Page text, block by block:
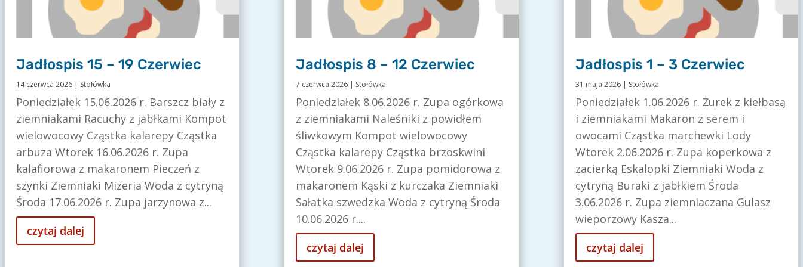
Jadłospis 15 – 19 Czerwiec
14 czerwca 2026| Stołówka
Poniedziałek 15.06.2026 r. Barszcz biały z
ziemniakami Racuchy z jabłkami Kompot
wielowocowy Cząstka kalarepy Cząstka
arbuza Wtorek 16.06.2026 r. Zupa
kalafiorowa z makaronem Pieczeń z
szynki Ziemniaki Mizeria Woda z cytryną
Środa 17.06.2026 r. Zupa jarzynowa z...
czytaj dalej
Jadłospis 8 – 12 Czerwiec
7 czerwca 2026| Stołówka
Poniedziałek 8.06.2026 r. Zupa ogórkowa
z ziemniakami Naleśniki z powidłem
śliwkowym Kompot wielowocowy
Cząstka kalarepy Cząstka brzoskwini
Wtorek 9.06.2026 r. Zupa pomidorowa z
makaronem Kąski z kurczaka Ziemniaki
Sałatka szwedzka Woda z cytryną Środa
10.06.2026 r....
czytaj dalej
Jadłospis 1 – 3 Czerwiec
31 maja 2026| Stołówka
Poniedziałek 1.06.2026 r. Żurek z kiełbasą
i ziemniakami Makaron z serem i
owocami Cząstka marchewki Lody
Wtorek 2.06.2026 r. Zupa koperkowa z
zacierką Eskalopki Ziemniaki Woda z
cytryną Buraki z jabłkiem Środa
3.06.2026 r. Zupa ziemniaczana Gulasz
wieporzowy Kasza...
czytaj dalej